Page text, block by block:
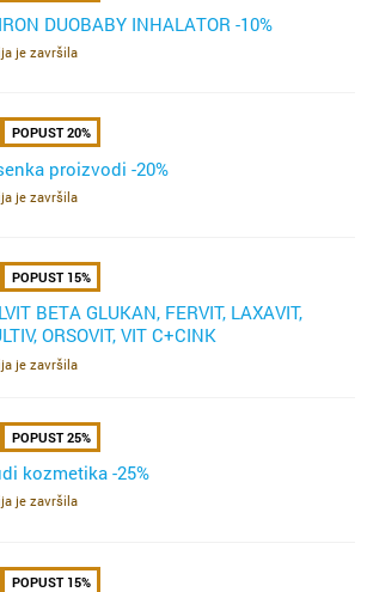
DUOBABY INHALATOR -10%
je završila
POPUST 20%
proizvodi -20%
je završila
POPUST 15%
BETA GLUKAN, FERVIT, LAXAVIT,
ORSOVIT, VIT C+CINK
je završila
POPUST 25%
kozmetika -25%
je završila
POPUST 15%